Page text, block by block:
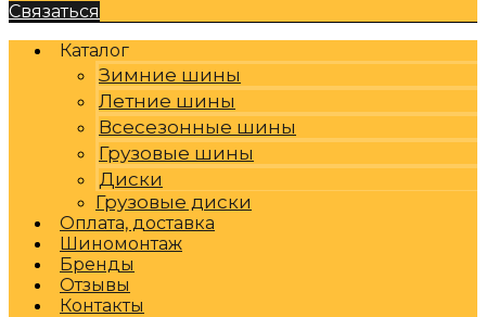
Связаться
Каталог
Зимние шины
Летние шины
Всесезонные шины
Грузовые шины
Диски
Грузовые диски
Оплата, доставка
Шиномонтаж
Бренды
Отзывы
Контакты